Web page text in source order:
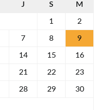
J S M
1 2
7 8 9
14 15 16
21 22 23
28 29 30